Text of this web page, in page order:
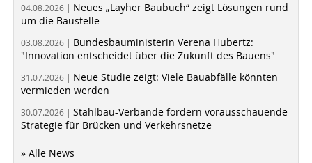
04.08.2026 | Neues „Layher Baubuch“ zeigt Lösungen rund
um die Baustelle
03.08.2026 | Bundesbauministerin Verena Hubertz:
"Innovation entscheidet über die Zukunft des Bauens"
31.07.2026 | Neue Studie zeigt: Viele Bauabfälle könnten
vermieden werden
30.07.2026 | Stahlbau-Verbände fordern vorausschauende
Strategie für Brücken und Verkehrsnetze
» Alle News